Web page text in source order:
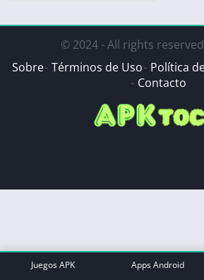
© 2024 - All rights
Sobre Términos de Uso Política
Contacto
Juegos APK Apps Android